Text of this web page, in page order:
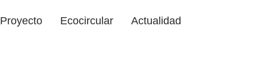
Proyecto Ecocircular Actualidad